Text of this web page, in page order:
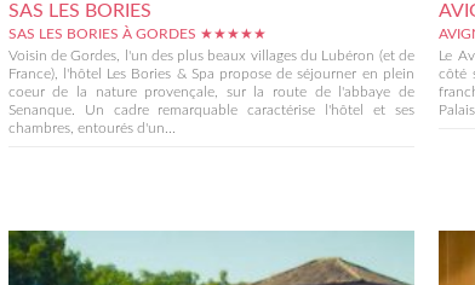
SAS LES BORIES
SAS LES BORIES À GORDES ★★★★★
Voisin de Gordes, l'un des plus beaux villages du Lubéron (et de
France), l'hôtel Les Bories & Spa propose de séjourner en plein
coeur de la nature provençale, sur la route de l'abbaye de
Senanque. Un cadre remarquable caractérise l'hôtel et ses
chambres, entourés d'un...
Le
côté